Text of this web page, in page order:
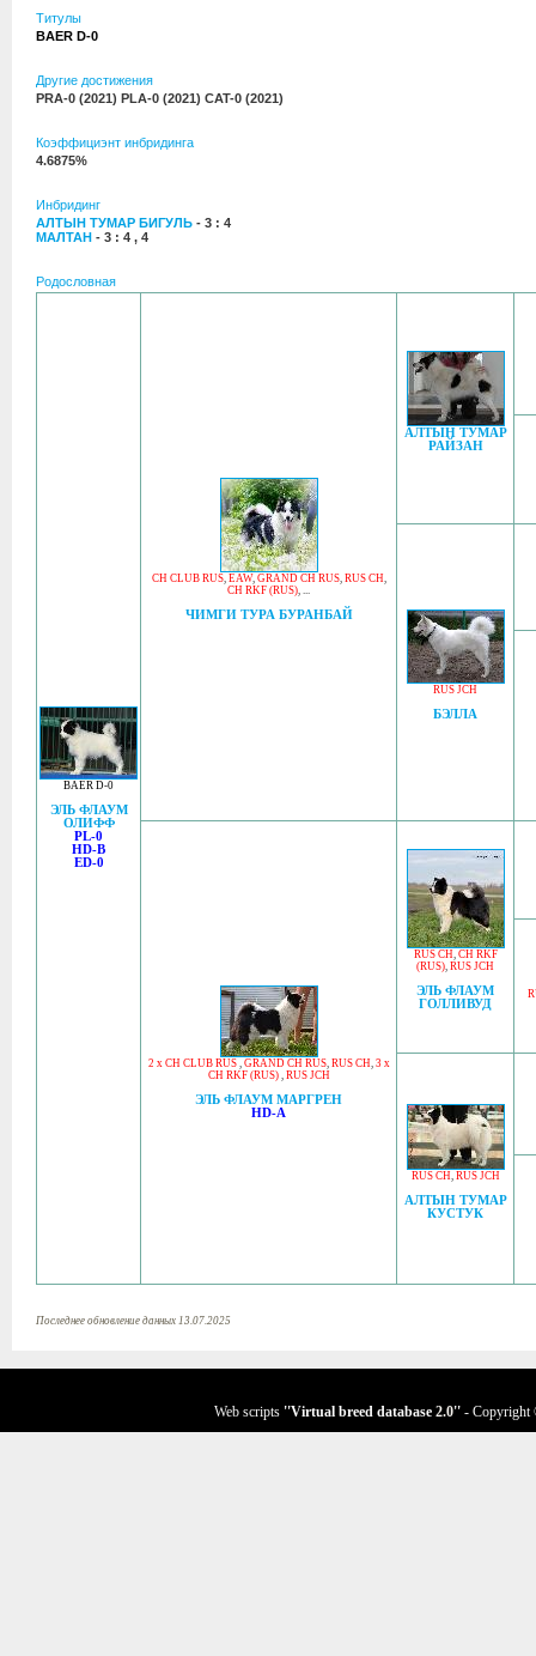
Титулы
BAER D-0
Другие достижения
PRA-0 (2021) PLA-0 (2021) CAT-0 (2021)
Коэффициэнт инбридинга
4.6875%
Инбридинг
АЛТЫН ТУМАР БИГУЛЬ - 3 : 4
МАЛТАН - 3 : 4 , 4
Родословная
BAER D-0
ЭЛЬ ФЛАУМ
ОЛИФФ
PL-0
HD-B
ED-0
CH CLUB RUS, EAW, GRAND CH RUS, RUS CH,
CH RKF (RUS), ...
ЧИМГИ ТУРА БУРАНБАЙ
АЛТЫН ТУМАР
РАЙЗАН
RUS JCH
БЭЛЛА
2 x CH CLUB RUS, GRAND CH RUS, RUS CH, 3 x
CH RKF (RUS), RUS JCH
ЭЛЬ ФЛАУМ МАРГРЕН
HD-A
RUS CH, CH RKF
(RUS), RUS JCH
ЭЛЬ ФЛАУМ
ГОЛЛИВУД
RUS CH, RUS JCH
АЛТЫН ТУМАР
КУСТУК
Последнее обновление данных 13.07.2025
Web scripts ''Virtual breed database 2.0'' - Copyright